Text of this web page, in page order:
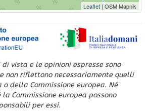
Leaflet | OSM Mapnik
di vista e le opinioni espresse sono
non riflettono necessariamente quelli
o della Commissione europea. Né
la Commissione europea possono
per essi.